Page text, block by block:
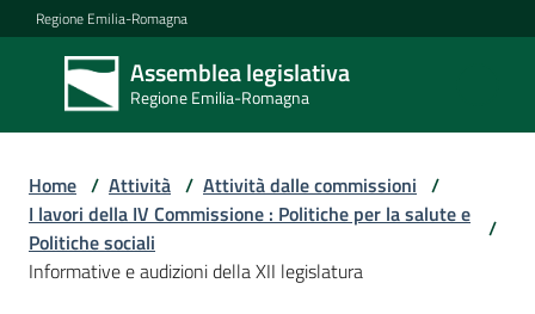
Vai al contenuto
Vai alla navigazione
Vai al footer
Regione Emilia-Romagna
Assemblea legislativa
Regione Emilia-Romagna
Assemblea
legislativa
Regione Emilia-
Assemblea
Home / Attività / Attività dalle commissioni /
I lavori della IV Commissione : Politiche per la salute e
Politiche sociali
/
Informative e audizioni della XII legislatura